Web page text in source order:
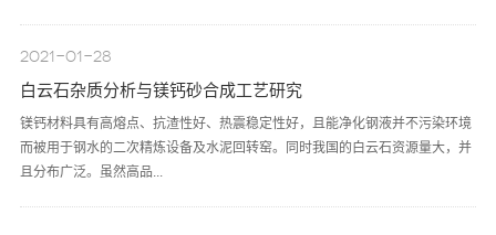
2021-01-28
白云石杂质分析与镁钙砂合成工艺研究
镁钙材料具有高熔点、抗渣性好、热震稳定性好，且能净化钢液并不污染环境
而被用于钢水的二次精炼设备及水泥回转窑。同时我国的白云石资源量大，并
且分布广泛。虽然高品...